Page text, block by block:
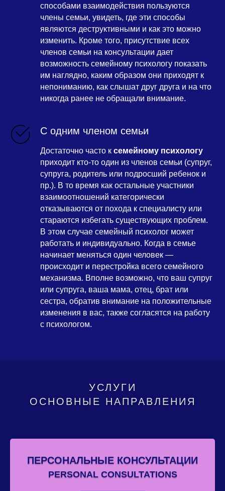
способами взаимодействия пользуются
члены семьи, увидеть, где эти способы
являются деструктивными и как это можно
изменить. Кроме того, присутствие всех
членов семьи на консультации дает
возможность семейному психологу показать
им наглядно, каким образом они приходят к
непониманию, как слышат друг друга и на что
никогда ранее не обращали внимание.
С одним членом семьи
Достаточно часто к семейному психологу
приходит кто-то один из членов семьи (супруг,
супруга, родитель или подросший ребенок и
пр.). В то время как остальные участники
взаимоотношений категорически
отказываются от похода к специалисту или
стараются избегать существующих проблем.
В этом случае семейный психолог может
работать и индивидуально. Когда в семье
начинает меняться один человек —
происходит и перестройка всего семейного
механизма. Вполне возможно, что ваш супруг
или супруга, ваша мама, отец, брат или
сестра, обратив внимание на положительные
изменения в вас, также согласятся на работу
с психологом.
УСЛУГИ
ОСНОВНЫЕ НАПРАВЛЕНИЯ
ПЕРСОНАЛЬНЫЕ КОНСУЛЬТАЦИИ
PERSONAL CONSULTATIONS